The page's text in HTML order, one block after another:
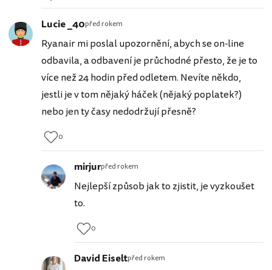
Lucie _40před rokem
Ryanair mi poslal upozornění, abych se on-line
odbavila, a odbavení je průchodné přesto, že je to
více než 24 hodin před odletem. Nevíte někdo,
jestli je v tom nějaký háček (nějaký poplatek?)
nebo jen ty časy nedodržují přesně?
0
mirjurpřed rokem
Nejlepší způsob jak to zjistit, je vyzkoušet
to.
0
David Eiseltpřed rokem